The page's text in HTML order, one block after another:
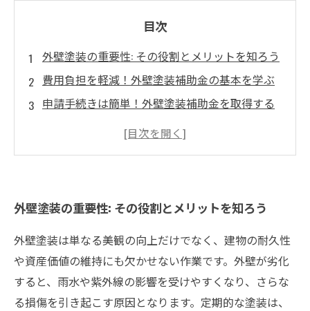
目次
外壁塗装の重要性: その役割とメリットを知ろう
費用負担を軽減！外壁塗装補助金の基本を学ぶ
申請手続きは簡単！外壁塗装補助金を取得する
注意点を押さえて！外壁塗装補助金を申請する
際のポイント
理想の外壁塗装を実現するための最終ガイド
外壁塗装の重要性: その役割とメリットを知ろう
外壁塗装は単なる美観の向上だけでなく、建物の耐久性
や資産価値の維持にも欠かせない作業です。外壁が劣化
すると、雨水や紫外線の影響を受けやすくなり、さらな
る損傷を引き起こす原因となります。定期的な塗装は、